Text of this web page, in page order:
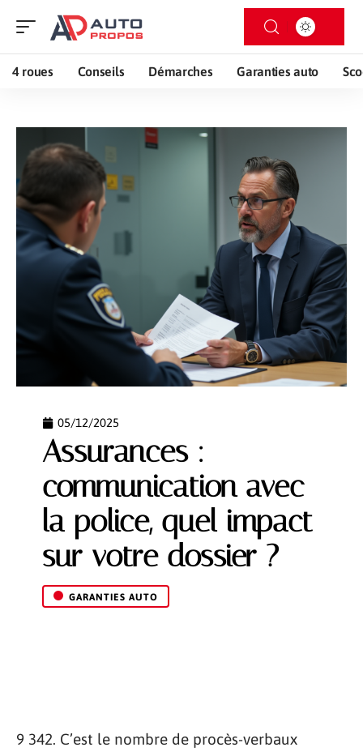
4 roues Conseils Démarches Garanties auto
05/12/2025
Assurances :
communication avec
la police, quel impact
sur votre dossier ?
GARANTIES AUTO
9 342. C’est le nombre de procès-verbaux